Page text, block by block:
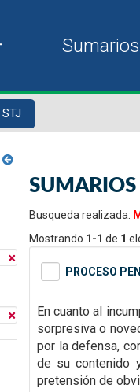
SUMARIOS
Busqueda realizada:
Mostrando 1-1 de 1
PROCESO
En cuanto al
sorpresiva o
por la defensa,
de su contenido
pretensión de